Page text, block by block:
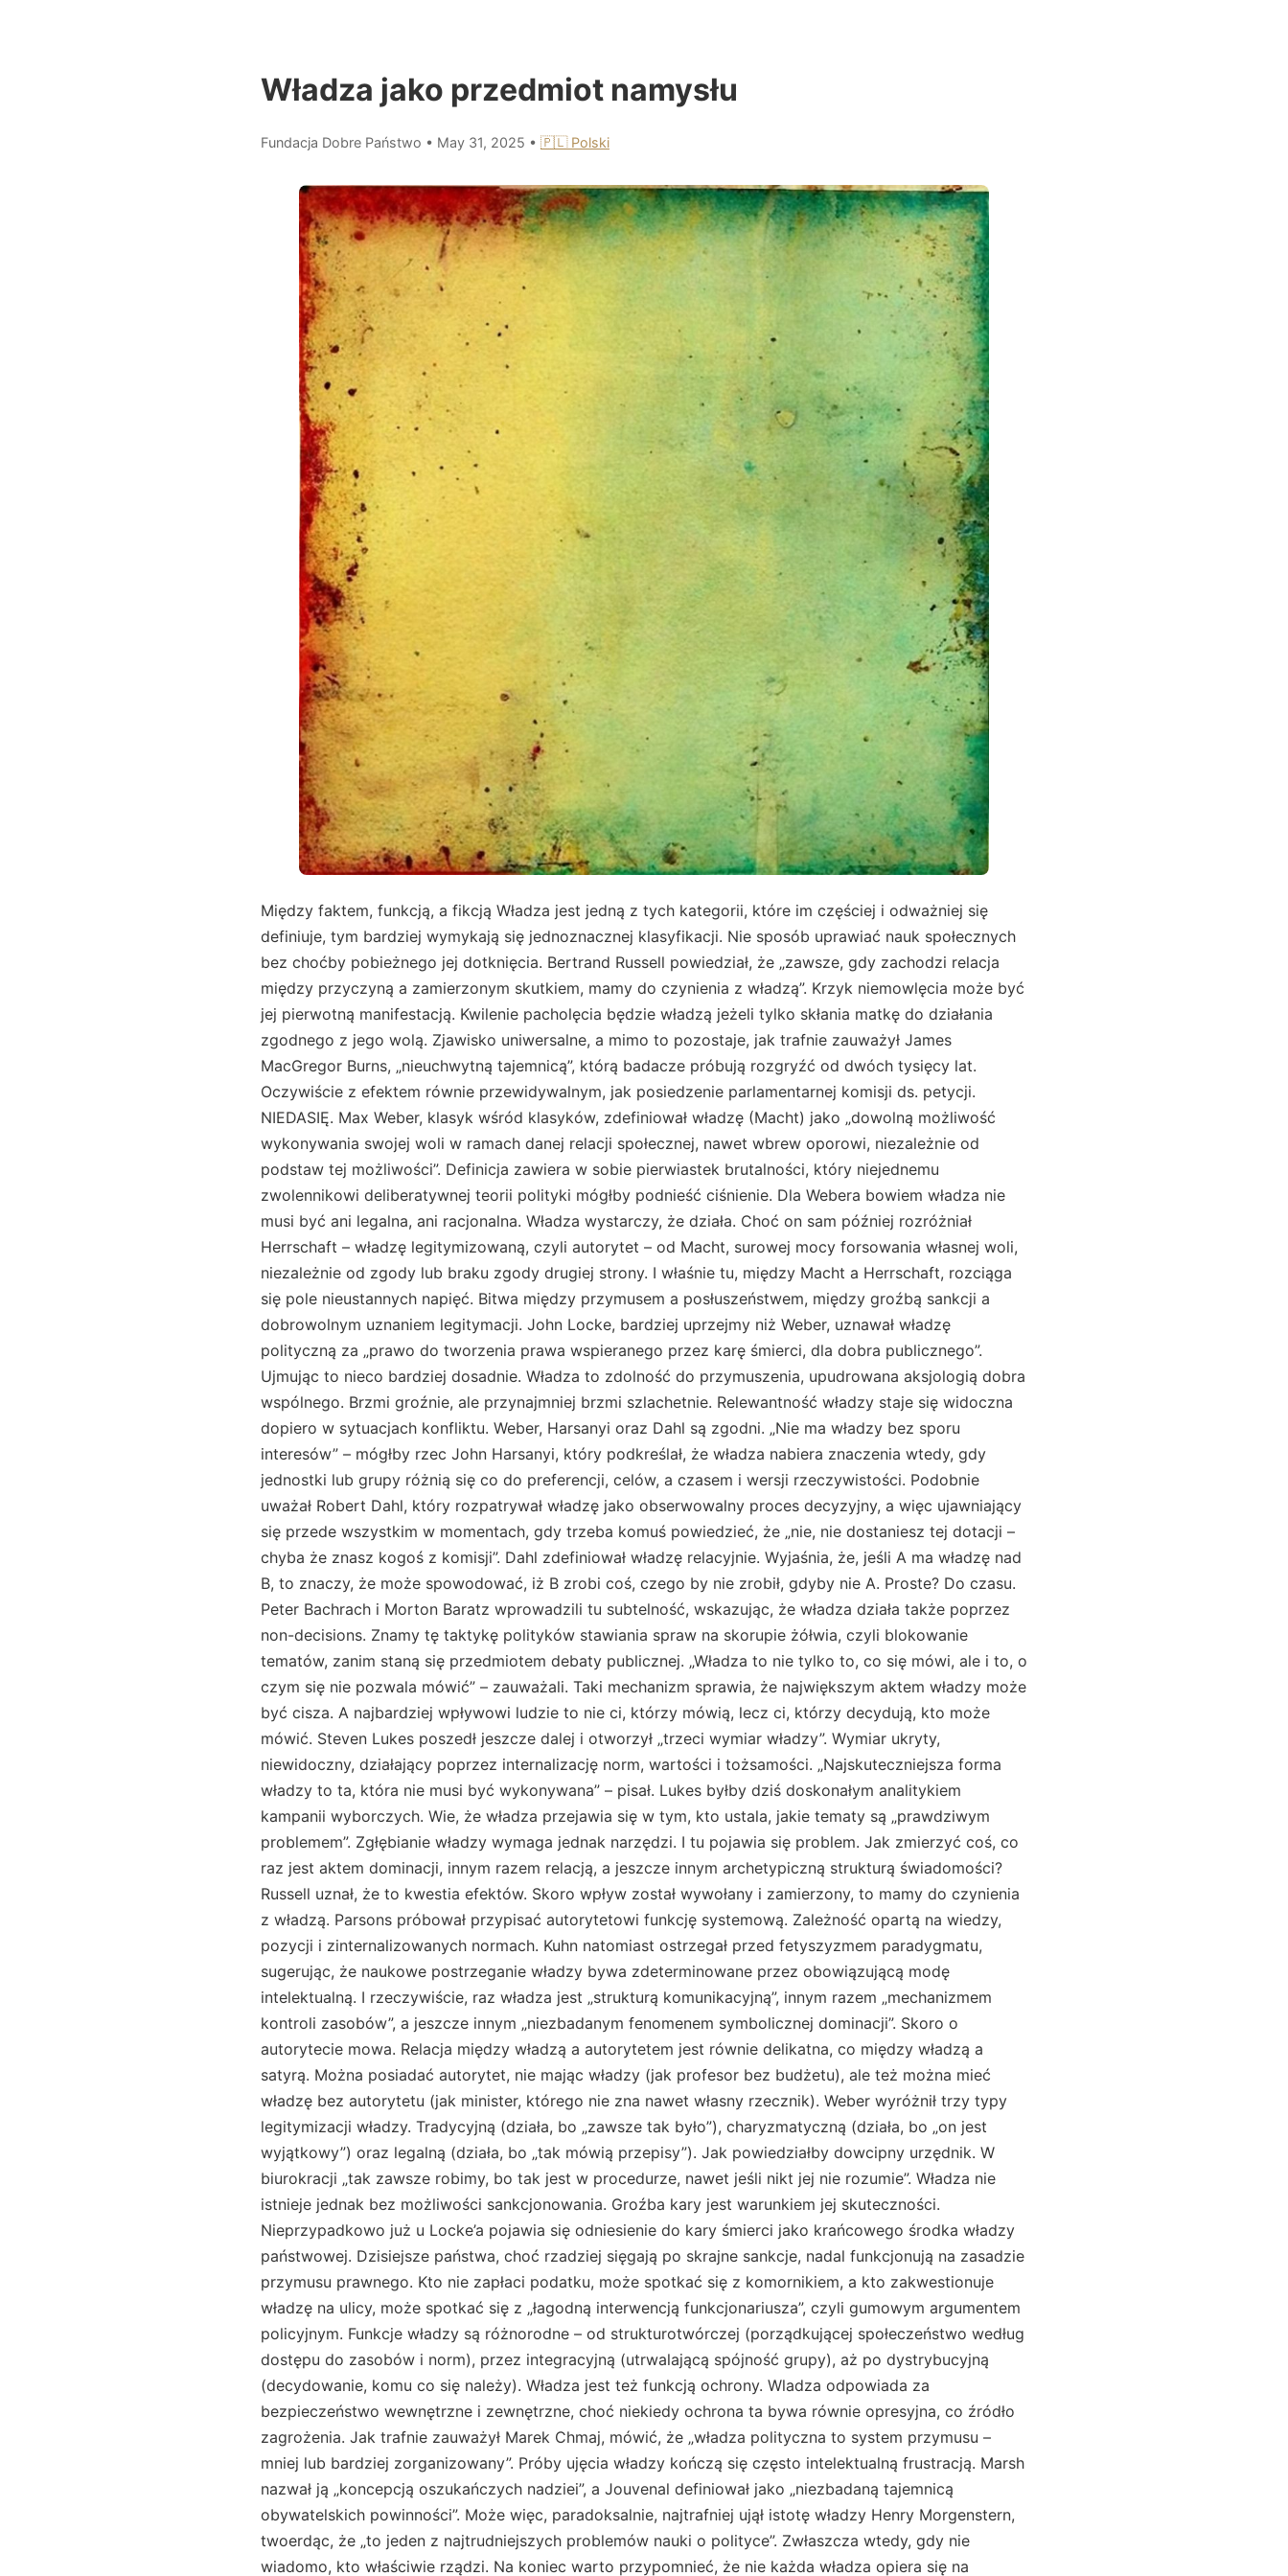
Władza jako przedmiot namysłu
Fundacja Dobre Państwo • May 31, 2025 • 🇵🇱 Polski
Między faktem, funkcją, a fikcją Władza jest jedną z tych kategorii, które im częściej i odważniej się
definiuje, tym bardziej wymykają się jednoznacznej klasyfikacji. Nie sposób uprawiać nauk społecznych
bez choćby pobieżnego jej dotknięcia. Bertrand Russell powiedział, że „zawsze, gdy zachodzi relacja
między przyczyną a zamierzonym skutkiem, mamy do czynienia z władzą”. Krzyk niemowlęcia może być
jej pierwotną manifestacją. Kwilenie pacholęcia będzie władzą jeżeli tylko skłania matkę do działania
zgodnego z jego wolą. Zjawisko uniwersalne, a mimo to pozostaje, jak trafnie zauważył James
MacGregor Burns, „nieuchwytną tajemnicą”, którą badacze próbują rozgryźć od dwóch tysięcy lat.
Oczywiście z efektem równie przewidywalnym, jak posiedzenie parlamentarnej komisji ds. petycji.
NIEDASIĘ. Max Weber, klasyk wśród klasyków, zdefiniował władzę (Macht) jako „dowolną możliwość
wykonywania swojej woli w ramach danej relacji społecznej, nawet wbrew oporowi, niezależnie od
podstaw tej możliwości”. Definicja zawiera w sobie pierwiastek brutalności, który niejednemu
zwolennikowi deliberatywnej teorii polityki mógłby podnieść ciśnienie. Dla Webera bowiem władza nie
musi być ani legalna, ani racjonalna. Władza wystarczy, że działa. Choć on sam później rozróżniał
Herrschaft – władzę legitymizowaną, czyli autorytet – od Macht, surowej mocy forsowania własnej woli,
niezależnie od zgody lub braku zgody drugiej strony. I właśnie tu, między Macht a Herrschaft, rozciąga
się pole nieustannych napięć. Bitwa między przymusem a posłuszeństwem, między groźbą sankcji a
dobrowolnym uznaniem legitymacji. John Locke, bardziej uprzejmy niż Weber, uznawał władzę
polityczną za „prawo do tworzenia prawa wspieranego przez karę śmierci, dla dobra publicznego”.
Ujmując to nieco bardziej dosadnie. Władza to zdolność do przymuszenia, upudrowana aksjologią dobra
wspólnego. Brzmi groźnie, ale przynajmniej brzmi szlachetnie. Relewantność władzy staje się widoczna
dopiero w sytuacjach konfliktu. Weber, Harsanyi oraz Dahl są zgodni. „Nie ma władzy bez sporu
interesów” – mógłby rzec John Harsanyi, który podkreślał, że władza nabiera znaczenia wtedy, gdy
jednostki lub grupy różnią się co do preferencji, celów, a czasem i wersji rzeczywistości. Podobnie
uważał Robert Dahl, który rozpatrywał władzę jako obserwowalny proces decyzyjny, a więc ujawniający
się przede wszystkim w momentach, gdy trzeba komuś powiedzieć, że „nie, nie dostaniesz tej dotacji –
chyba że znasz kogoś z komisji”. Dahl zdefiniował władzę relacyjnie. Wyjaśnia, że, jeśli A ma władzę nad
B, to znaczy, że może spowodować, iż B zrobi coś, czego by nie zrobił, gdyby nie A. Proste? Do czasu.
Peter Bachrach i Morton Baratz wprowadzili tu subtelność, wskazując, że władza działa także poprzez
non-decisions. Znamy tę taktykę polityków stawiania spraw na skorupie żółwia, czyli blokowanie
tematów, zanim staną się przedmiotem debaty publicznej. „Władza to nie tylko to, co się mówi, ale i to, o
czym się nie pozwala mówić” – zauważali. Taki mechanizm sprawia, że największym aktem władzy może
być cisza. A najbardziej wpływowi ludzie to nie ci, którzy mówią, lecz ci, którzy decydują, kto może
mówić. Steven Lukes poszedł jeszcze dalej i otworzył „trzeci wymiar władzy”. Wymiar ukryty,
niewidoczny, działający poprzez internalizację norm, wartości i tożsamości. „Najskuteczniejsza forma
władzy to ta, która nie musi być wykonywana” – pisał. Lukes byłby dziś doskonałym analitykiem
kampanii wyborczych. Wie, że władza przejawia się w tym, kto ustala, jakie tematy są „prawdziwym
problemem”. Zgłębianie władzy wymaga jednak narzędzi. I tu pojawia się problem. Jak zmierzyć coś, co
raz jest aktem dominacji, innym razem relacją, a jeszcze innym archetypiczną strukturą świadomości?
Russell uznał, że to kwestia efektów. Skoro wpływ został wywołany i zamierzony, to mamy do czynienia
z władzą. Parsons próbował przypisać autorytetowi funkcję systemową. Zależność opartą na wiedzy,
pozycji i zinternalizowanych normach. Kuhn natomiast ostrzegał przed fetyszyzmem paradygmatu,
sugerując, że naukowe postrzeganie władzy bywa zdeterminowane przez obowiązującą modę
intelektualną. I rzeczywiście, raz władza jest „strukturą komunikacyjną”, innym razem „mechanizmem
kontroli zasobów”, a jeszcze innym „niezbadanym fenomenem symbolicznej dominacji”. Skoro o
autorytecie mowa. Relacja między władzą a autorytetem jest równie delikatna, co między władzą a
satyrą. Można posiadać autorytet, nie mając władzy (jak profesor bez budżetu), ale też można mieć
władzę bez autorytetu (jak minister, którego nie zna nawet własny rzecznik). Weber wyróżnił trzy typy
legitymizacji władzy. Tradycyjną (działa, bo „zawsze tak było”), charyzmatyczną (działa, bo „on jest
wyjątkowy”) oraz legalną (działa, bo „tak mówią przepisy”). Jak powiedziałby dowcipny urzędnik. W
biurokracji „tak zawsze robimy, bo tak jest w procedurze, nawet jeśli nikt jej nie rozumie”. Władza nie
istnieje jednak bez możliwości sankcjonowania. Groźba kary jest warunkiem jej skuteczności.
Nieprzypadkowo już u Locke’a pojawia się odniesienie do kary śmierci jako krańcowego środka władzy
państwowej. Dzisiejsze państwa, choć rzadziej sięgają po skrajne sankcje, nadal funkcjonują na zasadzie
przymusu prawnego. Kto nie zapłaci podatku, może spotkać się z komornikiem, a kto zakwestionuje
władzę na ulicy, może spotkać się z „łagodną interwencją funkcjonariusza”, czyli gumowym argumentem
policyjnym. Funkcje władzy są różnorodne – od strukturotwórczej (porządkującej społeczeństwo według
dostępu do zasobów i norm), przez integracyjną (utrwalającą spójność grupy), aż po dystrybucyjną
(decydowanie, komu co się należy). Władza jest też funkcją ochrony. Wladza odpowiada za
bezpieczeństwo wewnętrzne i zewnętrzne, choć niekiedy ochrona ta bywa równie opresyjna, co źródło
zagrożenia. Jak trafnie zauważył Marek Chmaj, mówić, że „władza polityczna to system przymusu –
mniej lub bardziej zorganizowany”. Próby ujęcia władzy kończą się często intelektualną frustracją. Marsh
nazwał ją „koncepcją oszukańczych nadziei”, a Jouvenal definiował jako „niezbadaną tajemnicą
obywatelskich powinności”. Może więc, paradoksalnie, najtrafniej ujął istotę władzy Henry Morgenstern,
twoerdąc, że „to jeden z najtrudniejszych problemów nauki o polityce”. Zwłaszcza wtedy, gdy nie
wiadomo, kto właściwie rządzi. Na koniec warto przypomnieć, że nie każda władza opiera się na